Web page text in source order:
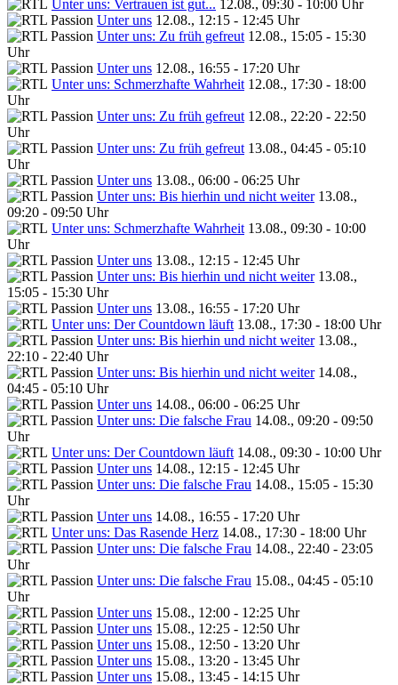
Unter uns: Vertrauen ist gut... 12.08., 09:30 - 10:00 Uhr
Unter uns 12.08., 12:15 - 12:45 Uhr
Unter uns: Zu früh gefreut 12.08., 15:05 - 15:30
Uhr
Unter uns 12.08., 16:55 - 17:20 Uhr
Unter uns: Schmerzhafte Wahrheit 12.08., 17:30 - 18:00
Uhr
Unter uns: Zu früh gefreut 12.08., 22:20 - 22:50
Uhr
Unter uns: Zu früh gefreut 13.08., 04:45 - 05:10
Uhr
Unter uns 13.08., 06:00 - 06:25 Uhr
Unter uns: Bis hierhin und nicht weiter 13.08.,
09:20 - 09:50 Uhr
Unter uns: Schmerzhafte Wahrheit 13.08., 09:30 - 10:00
Uhr
Unter uns 13.08., 12:15 - 12:45 Uhr
Unter uns: Bis hierhin und nicht weiter 13.08.,
15:05 - 15:30 Uhr
Unter uns 13.08., 16:55 - 17:20 Uhr
Unter uns: Der Countdown läuft 13.08., 17:30 - 18:00 Uhr
Unter uns: Bis hierhin und nicht weiter 13.08.,
22:10 - 22:40 Uhr
Unter uns: Bis hierhin und nicht weiter 14.08.,
04:45 - 05:10 Uhr
Unter uns 14.08., 06:00 - 06:25 Uhr
Unter uns: Die falsche Frau 14.08., 09:20 - 09:50
Uhr
Unter uns: Der Countdown läuft 14.08., 09:30 - 10:00 Uhr
Unter uns 14.08., 12:15 - 12:45 Uhr
Unter uns: Die falsche Frau 14.08., 15:05 - 15:30
Uhr
Unter uns 14.08., 16:55 - 17:20 Uhr
Unter uns: Das Rasende Herz 14.08., 17:30 - 18:00 Uhr
Unter uns: Die falsche Frau 14.08., 22:40 - 23:05
Uhr
Unter uns: Die falsche Frau 15.08., 04:45 - 05:10
Uhr
Unter uns 15.08., 12:00 - 12:25 Uhr
Unter uns 15.08., 12:25 - 12:50 Uhr
Unter uns 15.08., 12:50 - 13:20 Uhr
Unter uns 15.08., 13:20 - 13:45 Uhr
Unter uns 15.08., 13:45 - 14:15 Uhr